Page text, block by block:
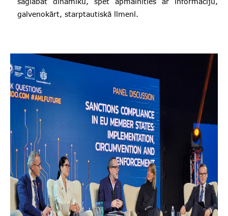
galvenokārt, starptautiskā līmenī.